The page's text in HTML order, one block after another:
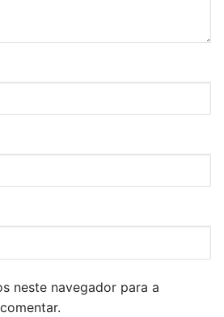
neste navegador para a